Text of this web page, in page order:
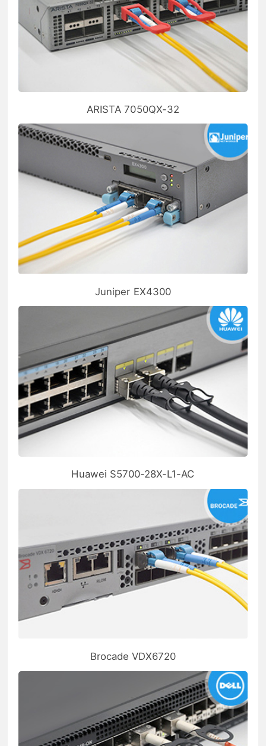
ARISTA 7050QX-32
Juniper EX4300
Huawei S5700-28X-L1-AC
Brocade VDX6720